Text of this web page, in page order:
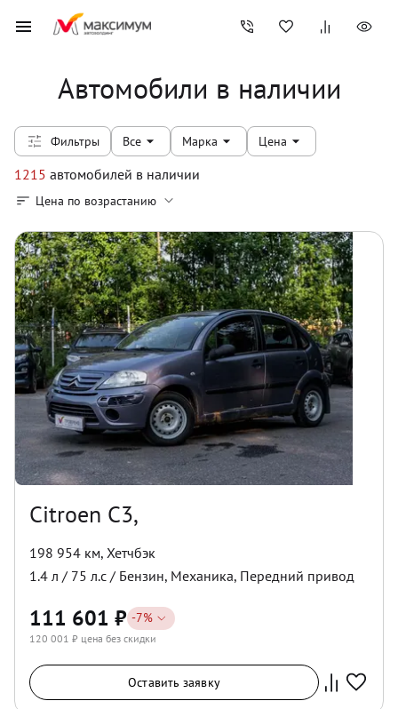
Автомобили в наличии
Фильтры Все Марка Цена
1215 автомобилей в наличии
Цена по возрастанию
Citroen C3,
198 954 км, Хетчбэк
1.4 л / 75 л.с / Бензин, Механика, Передний привод
111 601 ₽ -7%
120 001 ₽ цена без скидки
Оставить заявку